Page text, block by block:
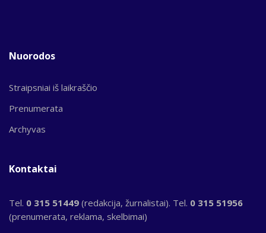
Nuorodos
Straipsniai iš laikraščio
Prenumerata
Archyvas
Kontaktai
Tel. 0 315 51449 (redakcija, žurnalistai). Tel. 0 315 51956
(prenumerata, reklama, skelbimai)